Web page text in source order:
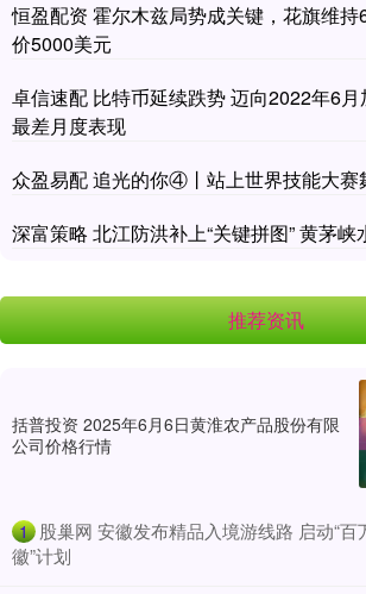
恒盈配资 霍尔木兹局势成关键，花旗维
价5000美元
卓信速配 比特币延续跌势 迈向2022年6
最差月度表现
众盈易配 追光的你④丨站上世界技能大赛
深富策略 北江防洪补上“关键拼图” 黄茅
推荐资讯
括普投资 2025年6月6日黄淮农产品股份有限
公司价格行情
1 股巢网 安徽发布精品入境游线路 启动“百
徽”计划